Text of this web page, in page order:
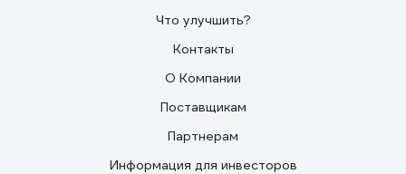
Что улучшить?
Контакты
О Компании
Поставщикам
Партнерам
Информация для инвесторов